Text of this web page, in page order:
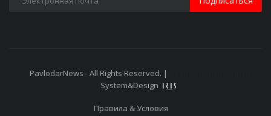
PavlodarNews - All Rights Reserved. |
System&Design
Правила & Условия